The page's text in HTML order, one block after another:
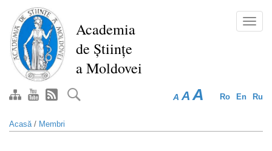
conţinutul
principal
Academia
de Științe
a Moldovei
Ro En Ru
A A A
Acasă/ Membri